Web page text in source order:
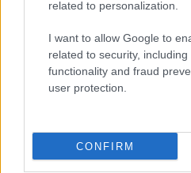
related to personalization.
I want to allow Google to
related to security,
functionality and fraud
user protection.
CONFIRM
Combinata nordica spiegata:
tattiche